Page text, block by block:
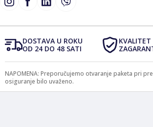
DOSTAVA U ROKU
OD 24 DO 48 SATI
KVALITET
NAPOMENA: Preporučujemo otvaranje paketa pri
osiguranje bilo uvaženo.